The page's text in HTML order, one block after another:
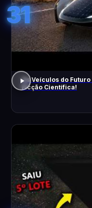
31
Os Veículos do
Ficção Científica!